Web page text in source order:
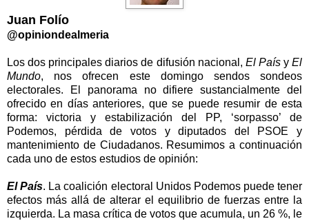
Juan Folío
@opiniondealmeria
Los dos principales diarios de difusión nacional, El PaísyEl
Mundo, nos ofrecen este domingo sendos sondeos
electorales. El panorama no difiere sustancialmente del
ofrecido en días anteriores, que se puede resumir de esta
forma: victoria y estabilización del PP, ‘sorpasso’ de
Podemos, pérdida de votos y diputados del PSOE y
mantenimiento de Ciudadanos. Resumimos a continuación
cada uno de estos estudios de opinión:
El País. La coalición electoral Unidos Podemos puede tener
efectos más allá de alterar el equilibrio de fuerzas entre la
izquierda. La masa crítica de votos que acumula, un 26 %, le